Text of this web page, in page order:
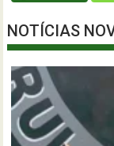
NOTÍCIAS